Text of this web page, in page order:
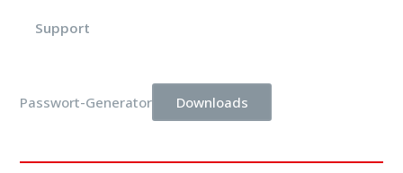
Support
Passwort-Generator Downloads